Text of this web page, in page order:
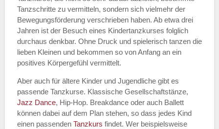
Tanzschritte zu vermitteln, sondern sich vielmehr der
Bewegungsförderung verschrieben haben. Ab etwa drei
Jahren ist der Besuch eines Kindertanzkurses folglich
durchaus denkbar. Ohne Druck und spielerisch tanzen die
lieben Kleinen und bekommen so von Anfang an ein
positives Körpergefühl vermittelt.
Aber auch für ältere Kinder und Jugendliche gibt es
passende Tanzkurse. Klassische Gesellschaftstänze,
Jazz Dance, Hip-Hop. Breakdance oder auch Ballett
können dabei auf dem Plan stehen, so dass jedes Kind
einen passenden Tanzkurs findet. Wer beispielsweise